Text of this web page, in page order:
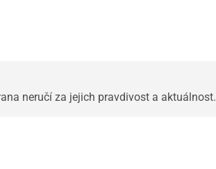
neručí za jejich pravdivost a aktuálnost.